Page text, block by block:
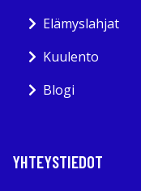
Elämyslahjat
Kuulento
Blogi
YHTEYSTIEDOT